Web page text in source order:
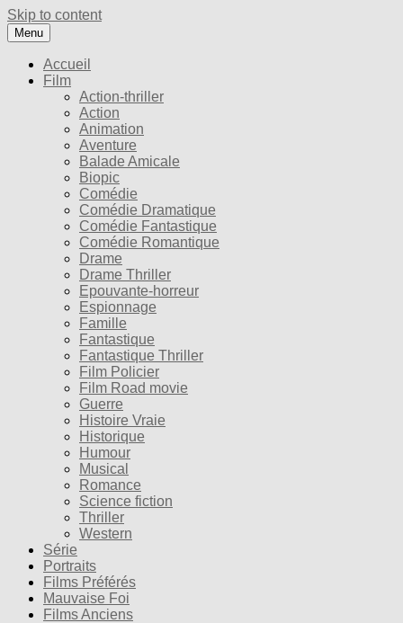
Skip to content
Menu
Accueil
Film
Action-thriller
Action
Animation
Aventure
Balade Amicale
Biopic
Comédie
Comédie Dramatique
Comédie Fantastique
Comédie Romantique
Drame
Drame Thriller
Epouvante-horreur
Espionnage
Famille
Fantastique
Fantastique Thriller
Film Policier
Film Road movie
Guerre
Histoire Vraie
Historique
Humour
Musical
Romance
Science fiction
Thriller
Western
Série
Portraits
Films Préférés
Mauvaise Foi
Films Anciens